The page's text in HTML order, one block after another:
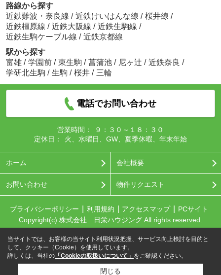
路線から探す
近鉄難波・奈良線 / 近鉄けいはんな線 / 桜井線 /
近鉄橿原線 / 近鉄大阪線 / 近鉄生駒線 /
近鉄生駒ケーブル線 / 近鉄京都線
駅から探す
富雄 / 学園前 / 東生駒 / 菖蒲池 / 尼ヶ辻 / 近鉄奈良 /
学研北生駒 / 生駒 / 桜井 / 三輪
電話でお問い合わせ
営業時間：
９：３０～１８：３０
定休日：
火、水曜日、GW、夏季休暇、年末年始
ホーム 会社概要
お問い合わせ 物件リクエスト
プライバシーポリシー 利用規約 アクセスマップ
PCサイト
Copyright(c) 株式会社 日栄ハウジング All rights reserved.
当サイトでは、お客様の当サイト利用状況把握、サービス向上検討を目的と
して、クッキー（Cookie）を使用しています。
詳しくは、当社の 「Cookieの取扱いについて」 をご確認ください。
閉じる